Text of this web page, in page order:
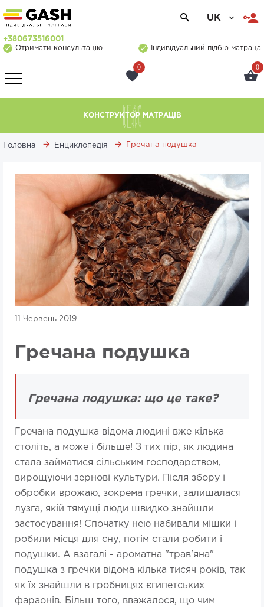
UK
+380673516001
Отримати консультацію
Індивідуальний підбір матраца
0 0
КОНСТРУКТОР МАТРАЦІВ
Головна Енциклопедія Гречана подушка
11 Червень 2019
Гречана подушка
Гречана подушка: що це таке?
Гречана подушка відома людині вже кілька
століть, а може і більше! З тих пір, як людина
стала займатися сільським господарством,
вирощуючи зернові культури. Після збору і
обробки врожаю, зокрема гречки, залишалася
лузга, якій тямущі люди швидко знайшли
застосування! Спочатку нею набивали мішки і
робили місця для сну, потім стали робити і
подушки. А взагалі - ароматна "трав'яна"
подушка з гречки відома кілька тисяч років, так
як їх знайшли в гробницях єгипетських
фараонів. Більш того, вважалося, що чим